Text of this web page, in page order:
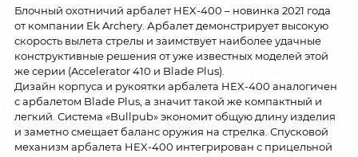
Блочный охотничий арбалет HEX-400 – новинка 2021 года
от компании Ek Archery. Арбалет демонстрирует высокую
скорость вылета стрелы и заимствует наиболее удачные
конструктивные решения от уже известных моделей этой
же серии (Accelerator 410 и Blade Plus).
Дизайн корпуса и рукоятки арбалета HEX-400 аналогичен
с арбалетом Blade Plus, а значит такой же компактный и
легкий. Система «Bullpub» экономит общую длину изделия
и заметно смещает баланс оружия на стрелка. Спусковой
механизм арбалета HEX-400 интегрирован с прицельной